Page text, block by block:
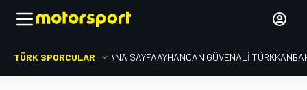
TÜRK SPORCULAR ANA SAYFAAYHANCAN GÜVENALI TÜRKKAN